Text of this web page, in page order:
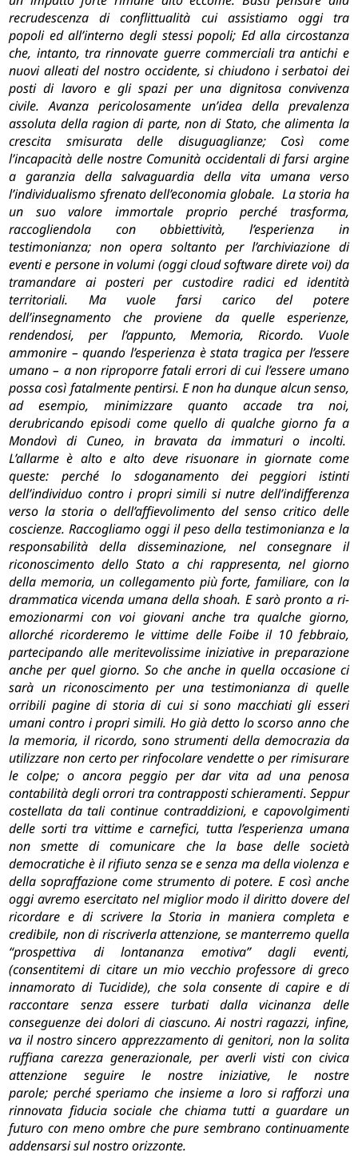
recrudescenza di conflittualità cui assistiamo oggi tra
popoli ed all’interno degli stessi popoli; Ed alla circostanza
che, intanto, tra rinnovate guerre commerciali tra antichi e
nuovi alleati del nostro occidente, si chiudono i serbatoi dei
posti di lavoro e gli spazi per una dignitosa convivenza
civile.
Avanza pericolosamente un’idea della prevalenza
assoluta della ragion di parte, non di Stato, che alimenta la
crescita smisurata delle disuguaglianze;
Così come
l’incapacità delle nostre Comunità occidentali di farsi argine
a garanzia della salvaguardia della vita umana verso
l’individualismo sfrenato dell’economia globale. La storia ha
un suo valore immortale proprio perché trasforma,
raccogliendola con obbiettività, l’esperienza in
testimonianza; non opera soltanto per l’archiviazione di
eventi e persone in volumi (oggi cloud software direte voi) da
tramandare ai posteri per custodire radici ed identità
territoriali.
Ma vuole farsi carico del potere
dell’insegnamento che proviene da quelle esperienze,
rendendosi, per l’appunto, Memoria, Ricordo.
Vuole
ammonire – quando l’esperienza è stata tragica per l’essere
umano – a non riproporre fatali errori di cui l’essere umano
possa così fatalmente pentirsi. E non ha dunque alcun senso,
ad esempio, minimizzare quanto accade tra noi,
derubricando episodi come quello di qualche giorno fa a
Mondovì di Cuneo, in bravata da immaturi o incolti.
L’allarme è alto e alto deve risuonare in giornate come
queste: perché lo sdoganamento dei peggiori istinti
dell’individuo contro i propri simili si nutre dell’indifferenza
verso la storia o dell’affievolimento del senso critico delle
coscienze. Raccogliamo oggi il peso della testimonianza e la
responsabilità della disseminazione, nel consegnare il
riconoscimento dello Stato a chi rappresenta, nel giorno
della memoria, un collegamento più forte, familiare, con la
drammatica vicenda umana della shoah. E sarò pronto a ri-
emozionarmi con voi giovani anche tra qualche giorno,
allorché ricorderemo le vittime delle Foibe il 10 febbraio,
partecipando alle meritevolissime iniziative in preparazione
anche per quel giorno. So che anche in quella occasione ci
sarà un riconoscimento per una testimonianza di quelle
orribili pagine di storia di cui si sono macchiati gli esseri
umani contro i propri simili. Ho già detto lo scorso anno che
la memoria, il ricordo, sono strumenti della democrazia da
utilizzare non certo per rinfocolare vendette o per rimisurare
le colpe; o ancora peggio per dar vita ad una penosa
contabilità degli orrori tra contrapposti schieramenti. Seppur
costellata da tali continue contraddizioni, e capovolgimenti
delle sorti tra vittime e carnefici, tutta l’esperienza umana
non smette di comunicare che la base delle società
democratiche è il rifiuto senza se e senza ma della violenza e
della sopraffazione come strumento di potere. E così anche
oggi avremo esercitato nel miglior modo il diritto dovere del
ricordare e di scrivere la Storia in maniera completa e
credibile, non di riscriverla attenzione, se manterremo quella
“prospettiva di lontananza emotiva” dagli eventi,
(consentitemi di citare un mio vecchio professore di greco
innamorato di Tucidide), che sola consente di capire e di
raccontare senza essere turbati dalla vicinanza delle
conseguenze dei dolori di ciascuno. Ai nostri ragazzi, infine,
va il nostro sincero apprezzamento di genitori, non la solita
ruffiana carezza generazionale, per averli visti con civica
attenzione seguire le nostre iniziative, le nostre
parole; perché speriamo che insieme a loro si rafforzi una
rinnovata fiducia sociale che chiama tutti a guardare un
futuro con meno ombre che pure sembrano continuamente
addensarsi sul nostro orizzonte.